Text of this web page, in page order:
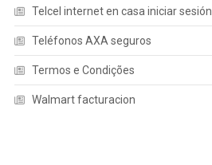
Telcel internet en casa iniciar sesión
Teléfonos AXA seguros
Termos e Condições
Walmart facturacion